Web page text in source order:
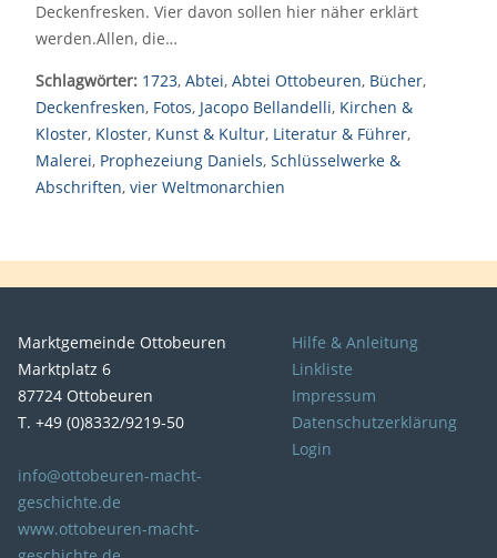
Deckenfresken. Vier davon sollen hier näher erklärt
werden.Allen, die…
Schlagwörter: 1723, Abtei, Abtei Ottobeuren, Bücher,
Deckenfresken, Fotos, Jacopo Bellandelli, Kirchen &
Kloster, Kloster, Kunst & Kultur, Literatur & Führer,
Malerei, Prophezeiung Daniels, Schlüsselwerke &
Abschriften, vier Weltmonarchien
Marktgemeinde Ottobeuren
Marktplatz 6
87724 Ottobeuren
T. +49 (0)8332/9219-50
info@ottobeuren-macht-
geschichte.de
www.ottobeuren-macht-
Hilfe & Anleitung
Linkliste
Impressum
Datenschutzerklärung
Login